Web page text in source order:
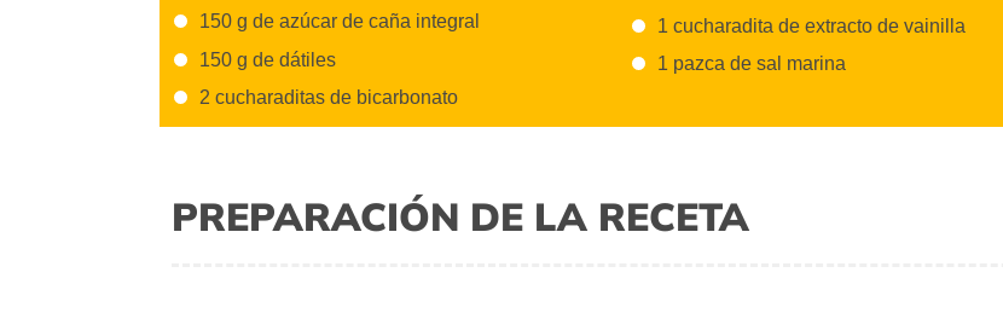
150 g de azúcar de caña integral
150 g de dátiles
2 cucharaditas de bicarbonato
1 cucharadita de extracto de vainilla
1 pazca de sal marina
PREPARACIÓN DE LA RECETA